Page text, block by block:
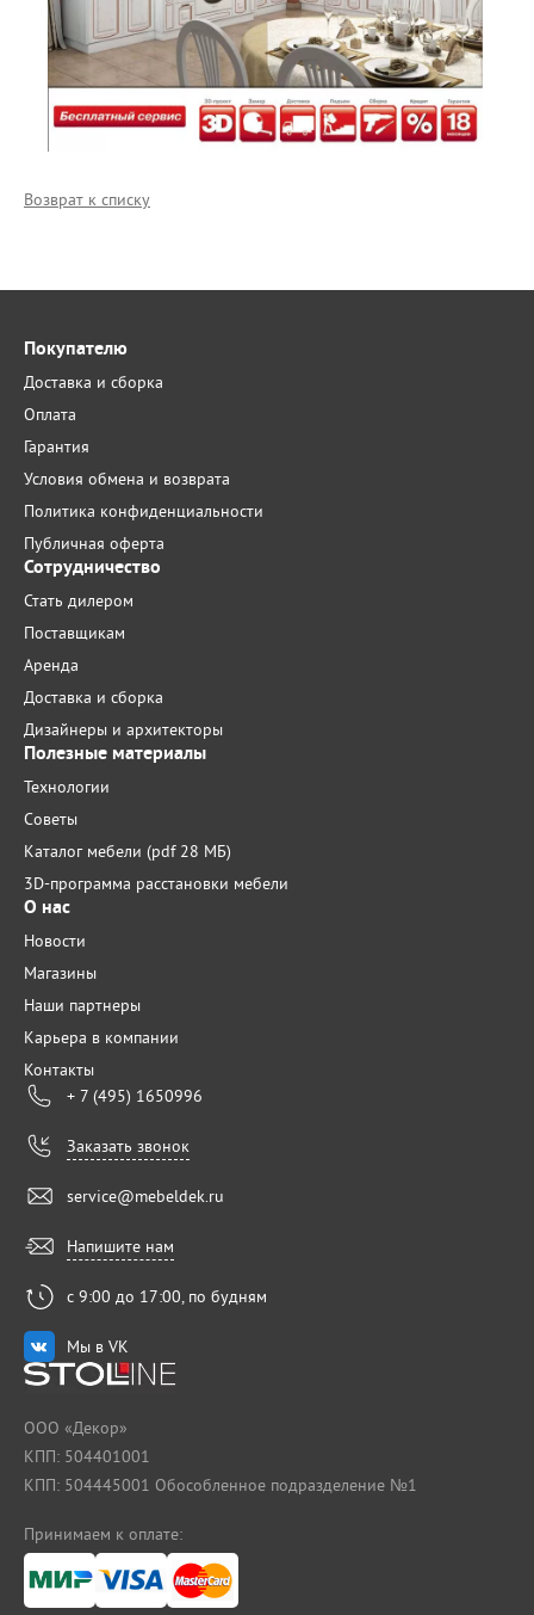
Возврат к списку
Покупателю
Доставка и сборка
Оплата
Гарантия
Условия обмена и возврата
Политика конфиденциальности
Публичная оферта
Сотрудничество
Стать дилером
Поставщикам
Аренда
Доставка и сборка
Дизайнеры и архитекторы
Полезные материалы
Технологии
Советы
Каталог мебели (pdf 28 МБ)
3D-программа расстановки мебели
О нас
Новости
Магазины
Наши партнеры
Карьера в компании
Контакты
+ 7 (495) 1650996
Заказать звонок
service@mebeldek.ru
Напишите нам
с 9:00 до 17:00, по будням
Мы в VK
ООО «Декор»
КПП: 504401001
КПП: 504445001 Обособленное подразделение №1
Принимаем к оплате: